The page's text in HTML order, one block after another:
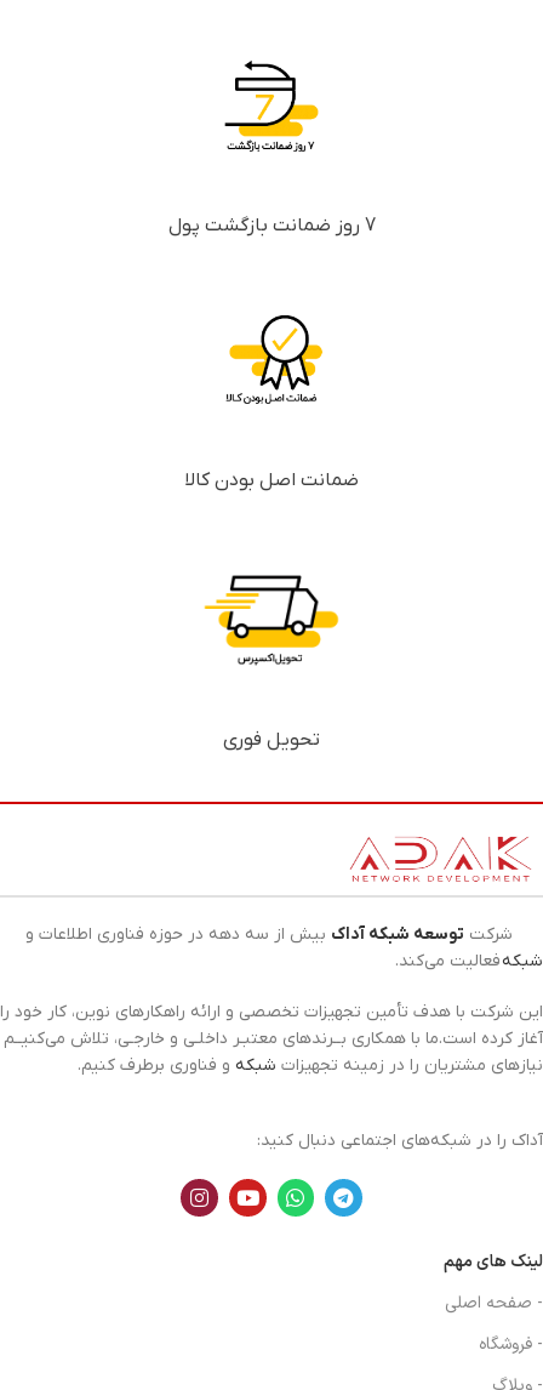
7 روز ضمانت بازگشت پول
ضمانت اصل بودن کالا
تحویل فوری
شرکت توسعه شبکه آداک بیش از سه دهه در حوزه فناوری اطلاعات و
شبکهفعالیت می‌کند.
این شرکت با هدف تأمین تجهیزات تخصصی و ارائه راهکارهای نوین، کار خود را
آغاز کرده است.ما با همکاری بــرندهای معتبـر داخلـی و خارجـی، تلاش می‌کنیــم
نیازهای مشتریان را در زمینه تجهیزات شبکه و فناوری برطرف کنیم.
آداک را در شبکه‌های اجتماعی دنبال کنید:
لینک های مهم
- صفحه اصلی
- فروشگاه